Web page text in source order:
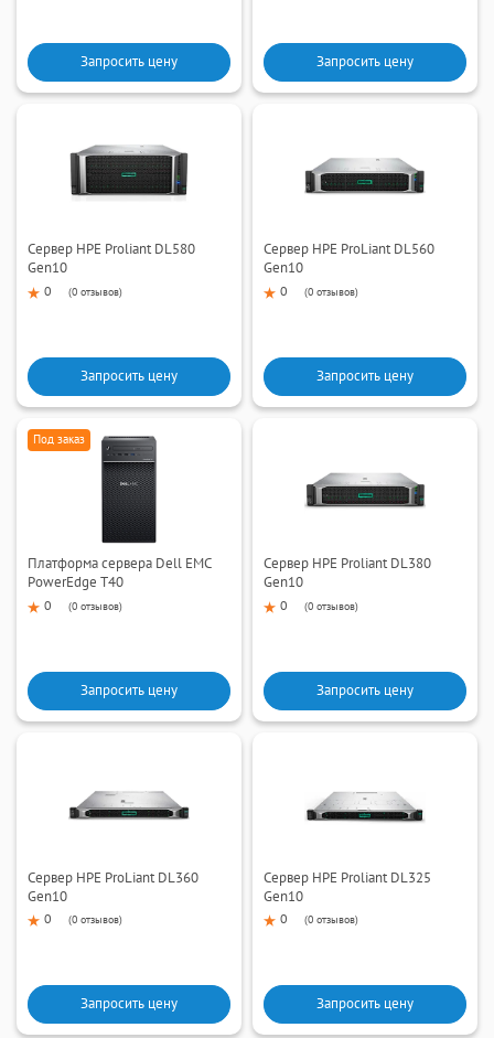
Запросить цену Запросить цену
Сервер HPE Proliant DL580
Gen10
0 (0 отзывов)
Запросить цену
Сервер HPE ProLiant DL560
Gen10
0 (0 отзывов)
Запросить цену
Под заказ
Платформа сервера Dell EMC
PowerEdge T40
0 (0 отзывов)
Запросить цену
Сервер HPE Proliant DL380
Gen10
0 (0 отзывов)
Запросить цену
Сервер HPE ProLiant DL360
Gen10
0 (0 отзывов)
Запросить цену
Сервер HPE Proliant DL325
Gen10
0 (0 отзывов)
Запросить цену